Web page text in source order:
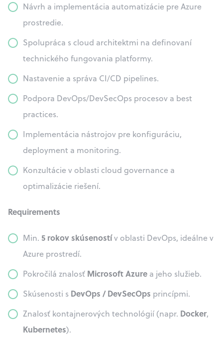
Návrh a implementácia automatizácie pre Azure
prostredie.
Spolupráca s cloud architektmi na definovaní
technického fungovania platformy.
Nastavenie a správa CI/CD pipelines.
Podpora DevOps/DevSecOps procesov a best
practices.
Implementácia nástrojov pre konfiguráciu,
deployment a monitoring.
Konzultácie v oblasti cloud governance a
optimalizácie riešení.
Requirements
Min. 5 rokov skúsenostív oblasti DevOps, ideálne v
Azure prostredí.
Pokročilá znalosť Microsoft Azure a jeho služieb.
Skúsenosti s DevOps / DevSecOps princípmi.
Znalosť kontajnerových technológií (napr. Docker,
Kubernetes).